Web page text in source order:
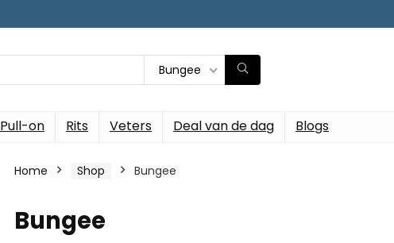
Bungee
Pull-on Rits Veters Deal van de dag Blogs
Home Shop Bungee
Bungee